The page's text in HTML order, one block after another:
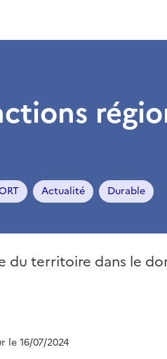
Actualité Durable
du territoire dans le
le 16/07/2024